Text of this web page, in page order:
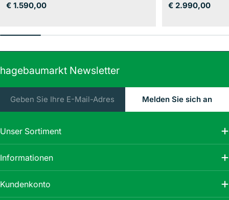
Regulärer
€ 1.590,00
Regulärer
€ 2.990,00
hagebaumarkt Newsletter
Mail
Melden Sie sich an
Unser Sortiment
Informationen
Kundenkonto